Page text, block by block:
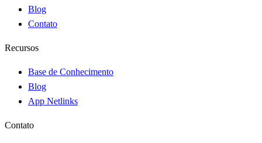
Blog
Contato
Recursos
Base de Conhecimento
Blog
App Netlinks
Contato